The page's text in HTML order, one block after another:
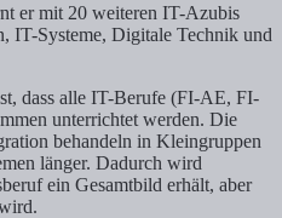
er mit 20 weiteren IT-Azubis
IT-Systeme, Digitale Technik und
dass alle IT-Berufe (FI-AE, FI-
unterrichtet werden. Die
behandeln in Kleingruppen
länger. Dadurch wird
ein Gesamtbild erhält, aber